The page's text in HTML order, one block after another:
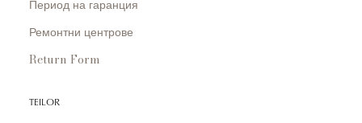
Период на гаранция
Ремонтни центрове
Return Form
TEILOR